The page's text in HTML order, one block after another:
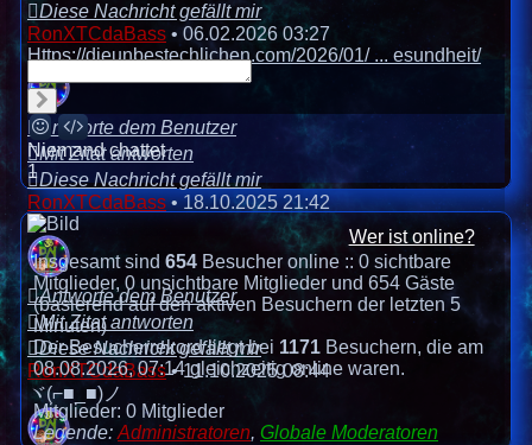
Diese Nachricht gefällt mir
RonXTCdaBass • 06.02.2026 03:27
Https://dieunbestechlichen.com/2026/01/ ... esundheit/
Antworte dem Benutzer
Mit Zitat antworten
Diese Nachricht gefällt mir
RonXTCdaBass•18.10.2025 21:42
Antworte dem Benutzer
Mit Zitat antworten
Diese Nachricht gefällt mir
RonXTCdaBass•11.10.2025 08:44
ヾ(⌐■_■)ノ
Senden
SmiliesBBCodes
Niemand chattet
1
Wer ist online?
Insgesamt sind 654 Besucher online :: 0 sichtbare
Mitglieder, 0 unsichtbare Mitglieder und 654 Gäste
(basierend auf den aktiven Besuchern der letzten 5
Minuten)
Der Besucherrekord liegt bei 1171 Besuchern, die am
08.08.2026, 07:14 gleichzeitig online waren.
Mitglieder: 0 Mitglieder
Legende: Administratoren, Globale Moderatoren